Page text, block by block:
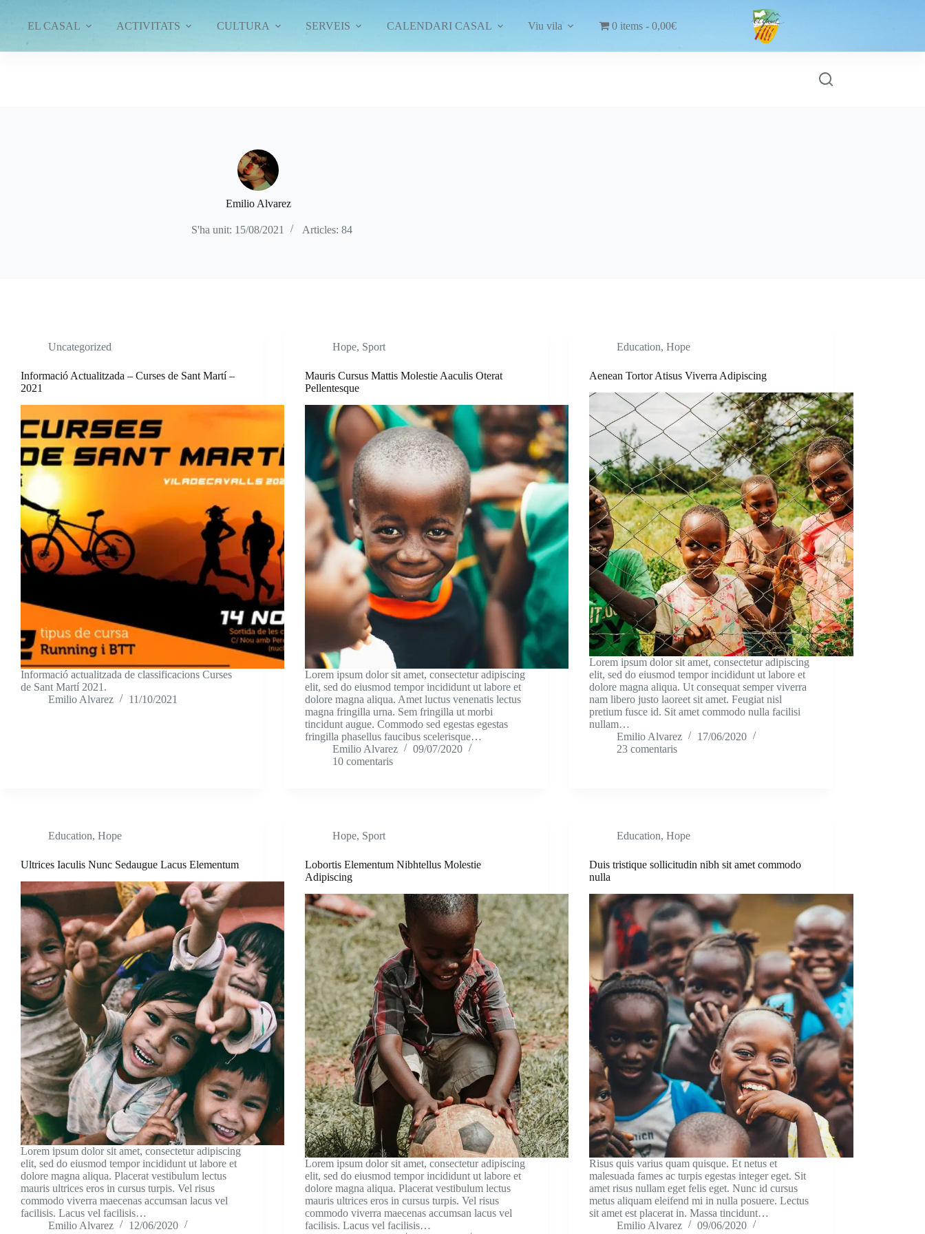
contingutEL CASAL ACTIVITATS CULTURA SERVEIS CALENDARI CASAL Viu vila 0 items 0,00€
Emilio Alvarez
S'ha unit: 15/08/2021 Articles: 84
Uncategorized
Informació Actualitzada – Curses de Sant Martí –
2021
Informació actualitzada de classificacions Curses
de Sant Martí 2021.
Emilio Alvarez
11/10/2021
Hope, Sport
Mauris Cursus Mattis Molestie Aaculis Oterat
Pellentesque
Lorem ipsum dolor sit amet, consectetur adipiscing
elit, sed do eiusmod tempor incididunt ut labore et
dolore magna aliqua. Amet luctus venenatis lectus
magna fringilla urna. Sem fringilla ut morbi
tincidunt augue. Commodo sed egestas egestas
fringilla phasellus faucibus scelerisque…
Emilio Alvarez
09/07/2020
10 comentaris
Education,Hope
Aenean Tortor Atisus Viverra Adipiscing
Lorem ipsum dolor sit amet, consectetur adipiscing
elit, sed do eiusmod tempor incididunt ut labore et
dolore magna aliqua. Ut consequat semper viverra
nam libero justo laoreet sit amet. Feugiat nisl
pretium fusce id. Sit amet commodo nulla facilisi
nullam…
Emilio Alvarez
17/06/2020
23 comentaris
Education, Hope
Ultrices Iaculis Nunc Sedaugue Lacus Elementum
Lorem ipsum dolor sit amet, consectetur adipiscing
elit, sed do eiusmod tempor incididunt ut labore et
dolore magna aliqua. Placerat vestibulum lectus
mauris ultrices eros in cursus turpis. Vel risus
commodo viverra maecenas accumsan lacus vel
facilisis. Lacus vel facilisis…
Emilio Alvarez
12/06/2020
Hope, Sport
Lobortis Elementum Nibhtellus Molestie
Adipiscing
Lorem ipsum dolor sit amet, consectetur adipiscing
elit, sed do eiusmod tempor incididunt ut labore et
dolore magna aliqua. Placerat vestibulum lectus
mauris ultrices eros in cursus turpis. Vel risus
commodo viverra maecenas accumsan lacus vel
facilisis. Lacus vel facilisis…
Education,Hope
Duis tristique sollicitudin nibh sit amet commodo
nulla
Risus quis varius quam quisque. Et netus et
malesuada fames ac turpis egestas integer eget. Sit
amet risus nullam eget felis eget. Nunc id cursus
metus aliquam eleifend mi in nulla posuere. Lectus
sit amet est placerat in. Massa tincidunt…
Emilio Alvarez
09/06/2020